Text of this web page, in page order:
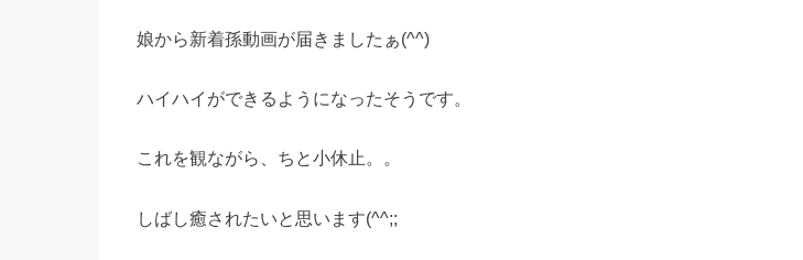
娘から新着孫動画が届きましたぁ(^^)
ハイハイができるようになったそうです。
これを観ながら、ちと小休止。。
しばし癒されたいと思います(^^;;